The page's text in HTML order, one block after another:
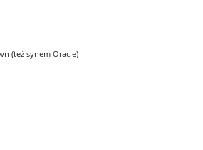
(też synem Oracle)